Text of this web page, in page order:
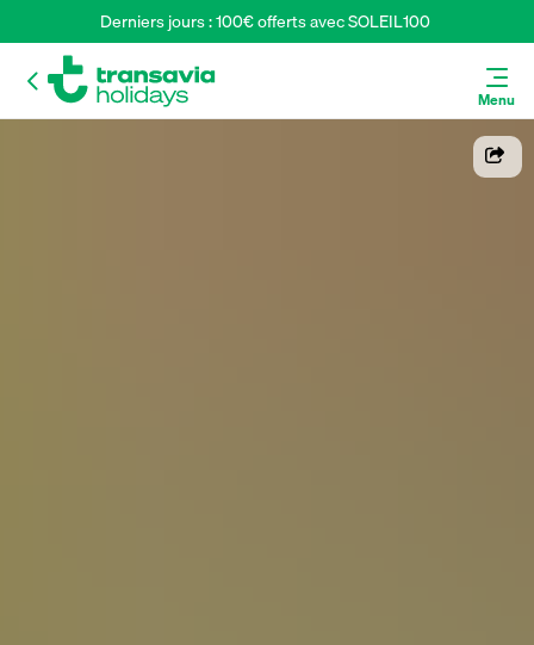
Derniers jours : 100€ offerts avec SOLEIL100
Menu